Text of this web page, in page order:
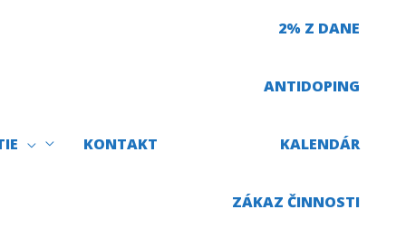
KONTAKT
2% Z DANE
ANTIDOPING
KALENDÁR
ZÁKAZ ČINNOSTI